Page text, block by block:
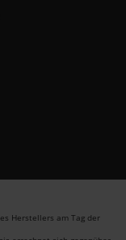
Herstellers am Tag der